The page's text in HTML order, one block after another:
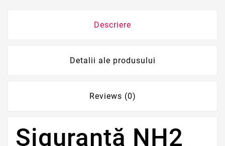
Descriere
Detalii ale produsului
Reviews (0)
Siguranță NH2